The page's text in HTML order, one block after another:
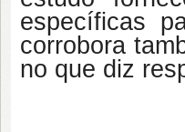
específicas
corrobora
no que diz